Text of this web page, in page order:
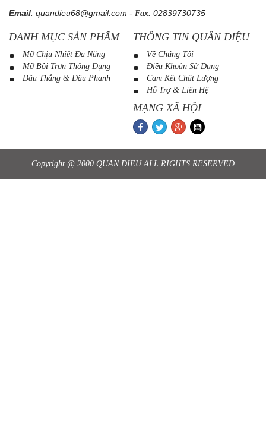
Email: quandieu68@gmail.com - Fax: 02839730735
DANH MỤC SẢN PHẨM
Mỡ Chịu Nhiệt Đa Năng
Mỡ Bôi Trơn Thông Dụng
Dầu Thắng & Dầu Phanh
THÔNG TIN QUÂN DIỆU
Về Chúng Tôi
Điều Khoản Sử Dụng
Cam Kết Chất Lượng
Hỗ Trợ & Liên Hệ
MẠNG XÃ HỘI
Copyright @ 2000 QUAN DIEU ALL RIGHTS RESERVED